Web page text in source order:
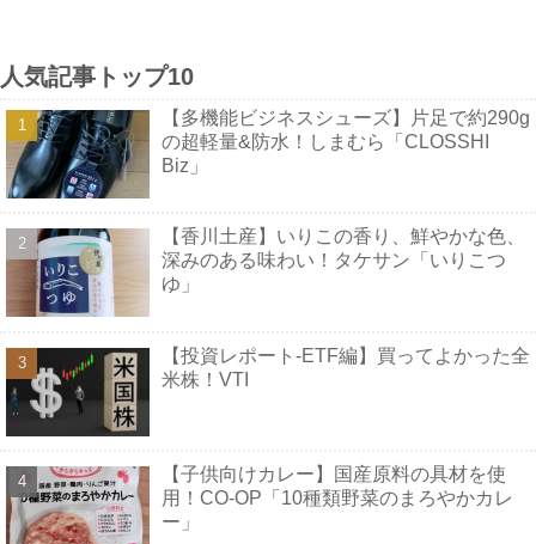
人気記事トップ10
【多機能ビジネスシューズ】片足で約290g
の超軽量&防水！しまむら「CLOSSHI
Biz」
【香川土産】いりこの香り、鮮やかな色、
深みのある味わい！タケサン「いりこつ
ゆ」
【投資レポート-ETF編】買ってよかった全
米株！VTI
【子供向けカレー】国産原料の具材を使
用！CO-OP「10種類野菜のまろやかカレ
ー」